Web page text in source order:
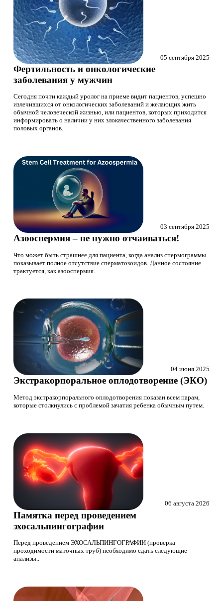
Фертильность и онкологические
заболевания у мужчин
Сегодня почти каждый уролог на приеме видит пациентов, успешно
излечившихся от онкологических заболеваний и желающих жить
обычной человеческой жизнью, или пациентов, которых приходится
информировать о наличии у них злокачественного заболевания
половых органов.
05 сентября 2025
Азооспермия – не нужно отчаиваться!
Что может быть страшнее для пациента, когда анализ спермограммы
показывает полное отсутствие сперматозоидов. Данное состояние
трактуется, как азооспермия.
03 сентября 2025
Экстракорпоральное оплодотворение (ЭКО)
Метод экстракорпорального оплодотворения показан всем парам,
которые столкнулись с проблемой зачатия ребенка обычным путем.
04 июня 2025
Памятка перед проведением
эхосальпингографии
Перед проведением ЭХОСАЛЬПИНГОГРАФИИ (проверка
проходимости маточных труб) необходимо сдать следующие
анализы..
06 августа 2026